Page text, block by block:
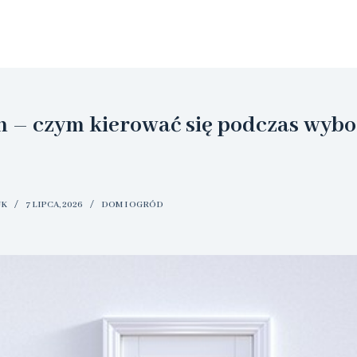
– czym kierować się podczas
7 LIPCA, 2026 DOM I OGRÓD